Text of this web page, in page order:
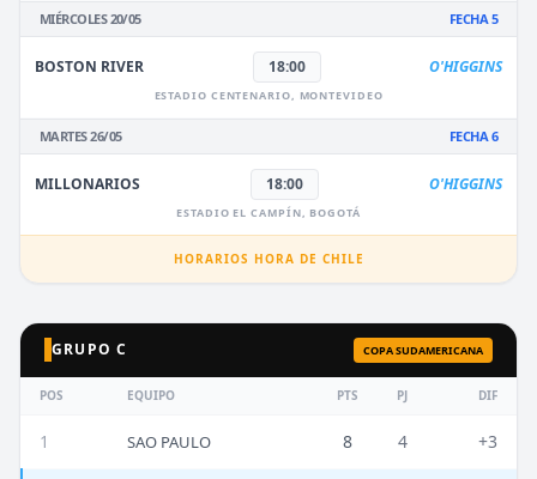
MIÉRCOLES 20/05 FECHA 5
BOSTON RIVER 18:00 O'HIGGINS
ESTADIO CENTENARIO, MONTEVIDEO
MARTES 26/05 FECHA 6
MILLONARIOS 18:00 O'HIGGINS
ESTADIO EL CAMPÍN, BOGOTÁ
HORARIOS HORA DE CHILE
GRUPO C COPA SUDAMERICANA
POS EQUIPO PTS PJ DIF
1 SAO PAULO 8 4 +3